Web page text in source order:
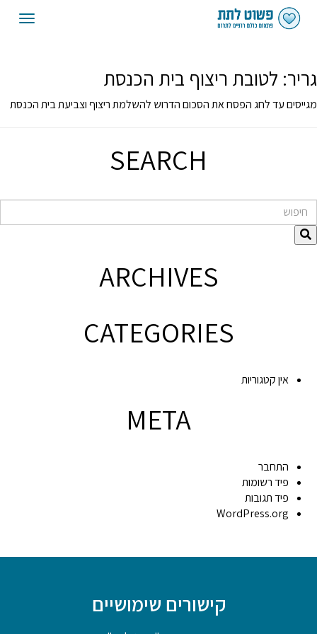
גריר: לטובת ריצוף בית הכנסת
מגייסים עד לחג הפסח את הסכום הדרוש להשלמת ריצוף וצביעת בית הכנסת
SEARCH
חיפוש
ARCHIVES
CATEGORIES
אין קטגוריות
META
התחבר
פיד רשומות
פיד תגובות
WordPress.org
קישורים שימושיים